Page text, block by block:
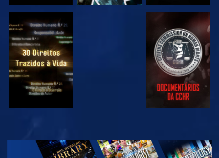
VER VER
VER
EXPLORAR A
SÉRIE